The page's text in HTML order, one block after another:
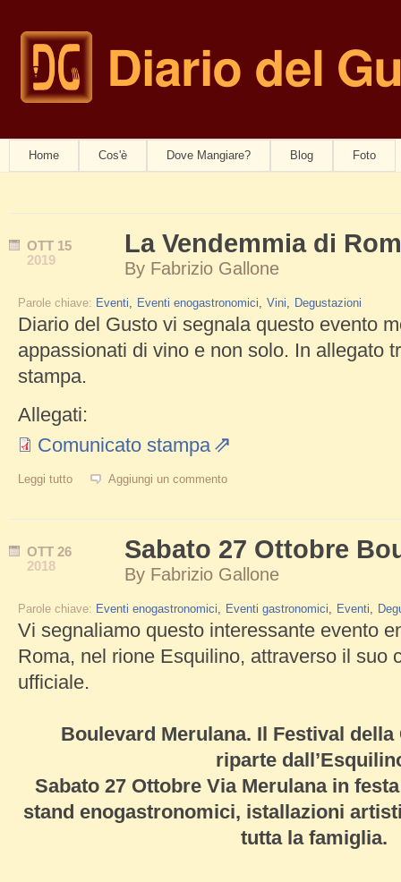
Diario del
navwom
Home Cos'è Dove Mangiare? Blog Foto
OTT 15
2019
La Vendemmia di
By Fabrizio Gallone
Parole chiave: Eventi Eventi enogastronomici Vini Degustazioni
Diario del Gusto vi segnala questo evento
appassionati di vino e non solo. In allegato
stampa.
Allegati:
Comunicato stampa
Leggi tutto su La Vendemmia di Roma 2019
Aggiungi un commento
OTT 26
2018
Sabato 27 Ottobre
By Fabrizio Gallone
Parole chiave: Eventi enogastronomici Eventi gastronomici Eventi
Vi segnaliamo questo interessante evento
Roma, nel rione Esquilino, attraverso il suo
ufficiale.
Boulevard Merulana. Il Festival della
riparte
Sabato 27 Ottobre Via Merulana in
stand enogastronomici, istallazioni
tutta la famiglia.